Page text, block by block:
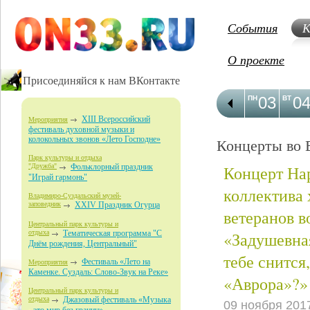
Присоединяйся к нам ВКонтакте
Мероприятия
XIII Всероссийский
фестиваль духовной музыки и
колокольных звонов «Лето Господне»
Парк культуры и отдыха
"Дружба"
Фольклорный праздник
"Играй гармонь"
Владимиро-Суздальский музей-
заповедник XXIV Праздник Огурца
Центральный парк культуры и
отдыха
Тематическая программа "С
Днём рождения, Центральный"
Мероприятия
Фестиваль «Лето на
Каменке. Суздаль: Слово-Звук на Реке»
Центральный парк культуры и
отдыха
Джазовый фестиваль «Музыка
События
О проекте
03
ПН 04
ВТ
Концерты во
Концерт
коллектива
ветеранов
тебе
«Аврора»?»
09 ноября